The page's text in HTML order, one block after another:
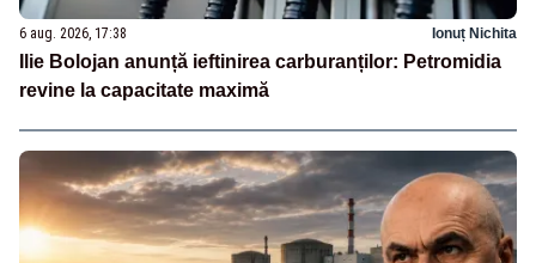
6 aug. 2026, 17:38 Ionuț Nichita
Ilie Bolojan anunță ieftinirea carburanților: Petromidia
revine la capacitate maximă